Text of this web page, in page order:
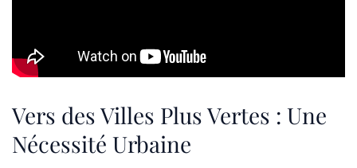
Vers des Villes Plus Vertes : Une
Nécessité Urbaine